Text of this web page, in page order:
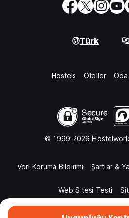
Türk
Hostels Oteller Oda
© 1999-2026
Veri Koruma Bildirimi Şartlar &
Web Sitesi Testi